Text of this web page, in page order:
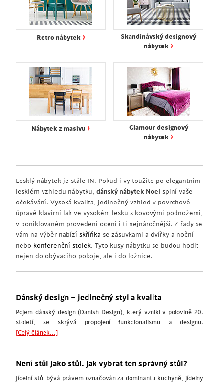
Retro nábytek ›
Skandinávský designový
nábytek ›
Nábytek z masivu ›
Glamour designový
nábytek ›
Lesklý nábytek je stále IN. Pokud i vy toužíte po elegantním
lesklém vzhledu nábytku, dánský nábytek Noel splní vaše
očekávání. Vysoká kvalita, jedinečný vzhled v povrchové
úpravě klavírní lak ve vysokém lesku s kovovými podnožemi,
v poniklovaném provedení ocení i ti nejnáročnější. Z řady se
vám na výběr nabízí skříňka se zásuvkami a dvířky a noční
nebo konferenční stolek. Tyto kusy nábytku se budou hodit
nejen do obývacího pokoje, ale i do ložnice.
Dánský design – jedinečný styl a kvalita
Pojem dánský design (Danish Design), který vznikl v polovině 20.
století, se skrývá propojení funkcionalismu a designu.
[Celý článek...]
Není stůl jako stůl. Jak vybrat ten správný stůl?
Jídelní stůl bývá právem označován za dominantu kuchyně, jídelny